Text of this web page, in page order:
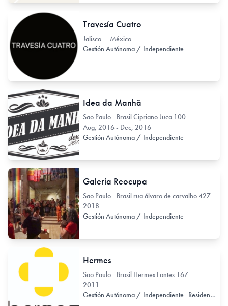
Travesía Cuatro
Jalisco - México
Gestión Autónoma / Independiente
Idea da Manhã
Sao Paulo - Brasil Cipriano Juca 100
Aug, 2016 - Dec, 2016
Gestión Autónoma / Independiente
Galería Reocupa
Sao Paulo - Brasil rua álvaro de carvalho 427
2018
Gestión Autónoma / Independiente
Hermes
Sao Paulo - Brasil Hermes Fontes 167
2011
Gestión Autónoma / Independiente Residencia de Artistas